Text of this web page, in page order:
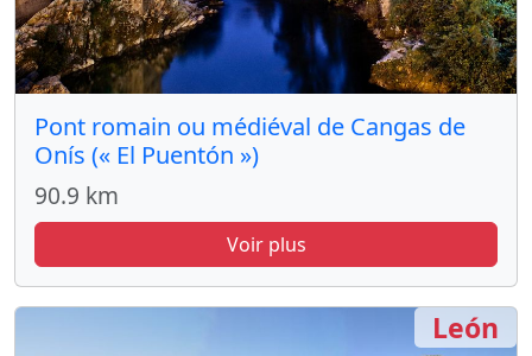
Pont romain ou médiéval de Cangas de
Onís (« El Puentón »)
90.9 km
Voir plus
León